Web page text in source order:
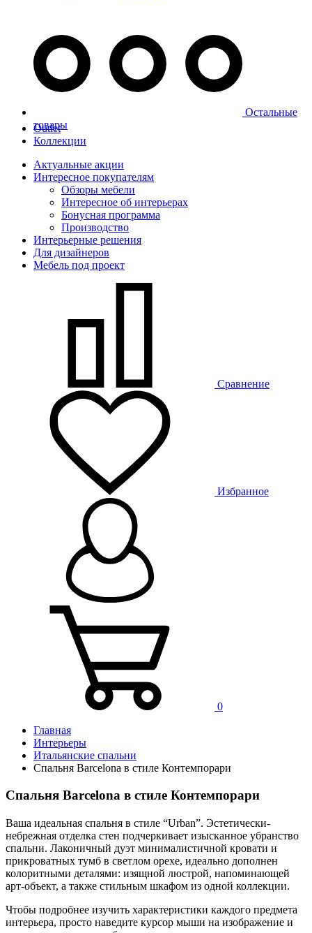
Остальные
товары
Outlet
Коллекции
Актуальные акции
Интересное покупателям
Обзоры мебели
Интересное об интерьерах
Бонусная программа
Производство
Интерьерные решения
Для дизайнеров
Мебель под проект
Сравнение
Избранное
0
Главная
Интерьеры
Итальянские спальни
Спальня Barcelona в стиле Контемпорари
Спальня Barcelona в стиле Контемпорари
Ваша идеальная спальня в стиле “Urban”. Эстетически-
небрежная отделка стен подчеркивает изысканное убранство
спальни. Лаконичный дуэт минималистичной кровати и
прикроватных тумб в светлом орехе, идеально дополнен
колоритными деталями: изящной люстрой, напоминающей
арт-объект, а также стильным шкафом из одной коллекции.
Чтобы подробнее изучить характеристики каждого предмета
интерьера, просто наведите курсор мыши на изображение и